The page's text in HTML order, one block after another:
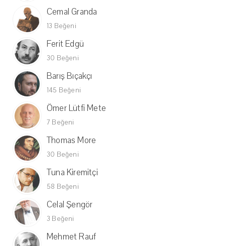
Cemal Granda
13 Beğeni
Ferit Edgü
30 Beğeni
Barış Bıçakçı
145 Beğeni
Ömer Lütfi Mete
7 Beğeni
Thomas More
30 Beğeni
Tuna Kiremitçi
58 Beğeni
Celal Şengör
3 Beğeni
Mehmet Rauf